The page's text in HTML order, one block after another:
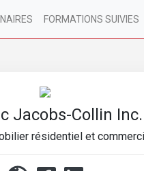
FORMATIONS SUIVIES
Jacobs-Collin Inc.
résidentiel et